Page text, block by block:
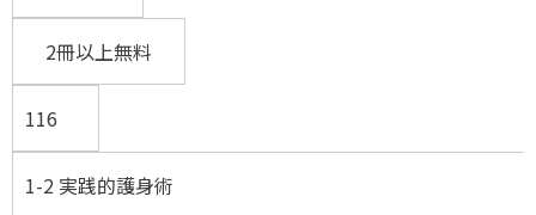
2冊以上無料
116
1-2 実践的護身術